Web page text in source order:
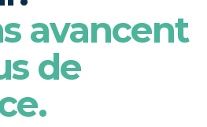
avancent
de